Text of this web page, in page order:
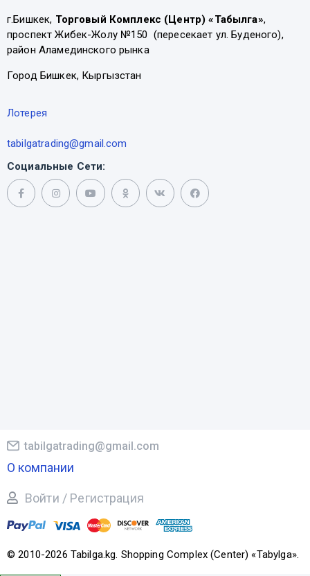
г.Бишкек, Торговый Комплекс (Центр) «Табылга»,
проспект Жибек-Жолу №150 (пересекает ул. Буденого),
район Аламединского рынка
Город Бишкек, Кыргызстан
Лотерея
tabilgatrading@gmail.com
Социальные Сети:
© 2010-2026 Tabilga.kg. Shopping Complex (Center) «Tabylga».
tabilgatrading@gmail.com
О компании
Войти / Регистрация